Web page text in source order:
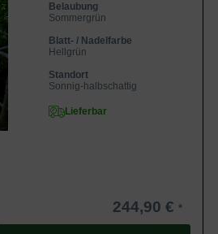
Belaubung
Sommergrün
Blatt- / Nadelfarbe
Hellgrün
Standort
Sonnig-halbschattig
Lieferbar
244,90 €